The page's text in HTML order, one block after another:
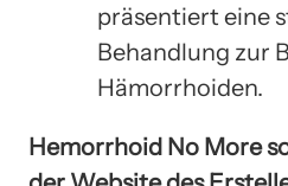
präsentiert eine
Behandlung zur
Hämorrhoiden.
Hemorrhoid No More